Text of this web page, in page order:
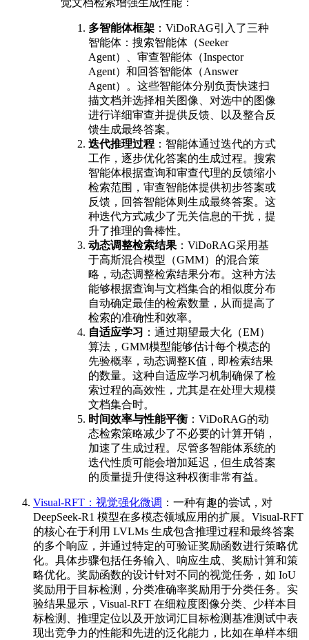
多智能体框架 ：ViDoRAG引入了三种
智能体：搜索智能体（Seeker
Agent）、审查智能体（Inspector
Agent）和回答智能体（Answer
Agent）。这些智能体分别负责快速扫
描文档并选择相关图像、对选中的图像
进行详细审查并提供反馈、以及整合反
馈生成最终答案。
迭代推理过程 ：智能体通过迭代的方式
工作，逐步优化答案的生成过程。搜索
智能体根据查询和审查代理的反馈缩小
检索范围，审查智能体提供初步答案或
反馈，回答智能体则生成最终答案。这
种迭代方式减少了无关信息的干扰，提
升了推理的鲁棒性。
动态调整检索结果 ：ViDoRAG采用基
于高斯混合模型（GMM）的混合策
略，动态调整检索结果分布。这种方法
能够根据查询与文档集合的相似度分布
自动确定最佳的检索数量，从而提高了
检索的准确性和效率。
自适应学习 ：通过期望最大化（EM）
算法，GMM模型能够估计每个模态的
先验概率，动态调整K值，即检索结果
的数量。这种自适应学习机制确保了检
索过程的高效性，尤其是在处理大规模
文档集合时。
时间效率与性能平衡 ：ViDoRAG的动
态检索策略减少了不必要的计算开销，
加速了生成过程。尽管多智能体系统的
迭代性质可能会增加延迟，但生成答案
的质量提升使得这种权衡非常有益。
Visual-RFT：视觉强化微调 ：一种有趣的尝试，对
DeepSeek-R1 模型在多模态领域应用的扩展。Visual-RFT
的核心在于利用 LVLMs 生成包含推理过程和最终答案
的多个响应，并通过特定的可验证奖励函数进行策略优
化。具体步骤包括任务输入、响应生成、奖励计算和策
略优化。奖励函数的设计针对不同的视觉任务，如 IoU
奖励用于目标检测，分类准确率奖励用于分类任务。实
验结果显示，Visual-RFT 在细粒度图像分类、少样本目
标检测、推理定位以及开放词汇目标检测基准测试中表
现出竞争力的性能和先进的泛化能力，比如在单样本细